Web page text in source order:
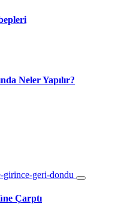
Neler Yapılır?
Çarptı